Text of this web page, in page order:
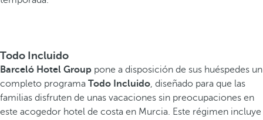
Todo Incluido
Barceló Hotel Group pone a disposición de sus huéspedes un
completo programa Todo Incluido, diseñado para que las
familias disfruten de unas vacaciones sin preocupaciones en
este acogedor hotel de costa en Murcia. Este régimen incluye